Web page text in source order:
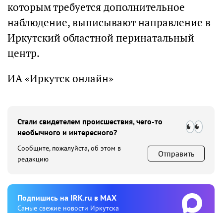
которым требуется дополнительное
наблюдение, выписывают направление в
Иркутский областной перинатальный
центр.
ИА «Иркутск онлайн»
Стали свидетелем происшествия, чего-то
необычного и интересного?
Сообщите, пожалуйста, об этом в
редакцию
Отправить
Подпишиcь на IRK.ru в MAX
Cамые свежие новости Иркутска